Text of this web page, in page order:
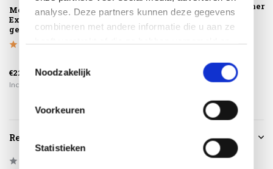
analyse. Deze partners kunnen deze gegevens
combineren met andere informatie die u aan ze
Noodzakelijk
Voorkeuren
Statistieken
Montagelevering -
Extra gemak &
geen afval
€225,00
Incl. btw
Arezzo low dining
antraciet rope
Textiel Cleaner
SUNS shine
€24,95
Incl. btw
Reviews